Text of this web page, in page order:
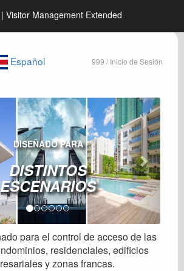
| Visitor Management Extended
Español 999 / Inicio de Sesión
DISEÑADO PARA
DISTINTOS
ESCENARIOS
para el control de acceso de las
residenciales, edificios
y zonas francas.